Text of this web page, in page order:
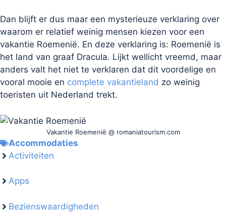
Dan blijft er dus maar een mysterieuze verklaring over
waarom er relatief weinig mensen kiezen voor een
vakantie Roemenië. En deze verklaring is: Roemenië is
het land van graaf Dracula. Lijkt wellicht vreemd, maar
anders valt het niet te verklaren dat dit voordelige en
vooral mooie en complete vakantieland zo weinig
toeristen uit Nederland trekt.
Vakantie Roemenië @ romaniatourism.com
Accommodaties
Activiteiten
Apps
Bezienswaardigheden